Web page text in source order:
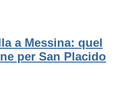
a Messina: quel
per San Placido